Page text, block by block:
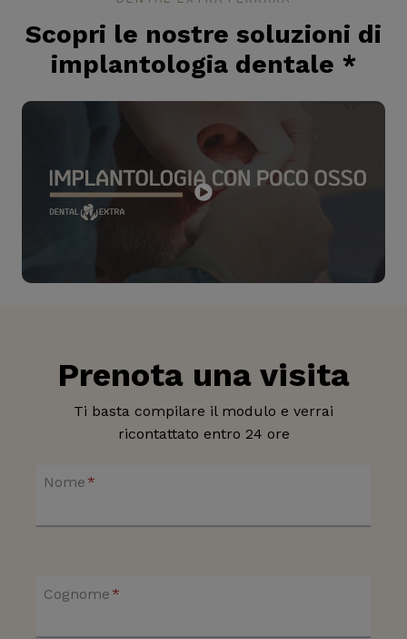
Scopri le nostre soluzioni di
implantologia dentale *
Prenota una visita
Ti basta compilare il modulo e verrai
ricontattato entro 24 ore
Nome *
Cognome *